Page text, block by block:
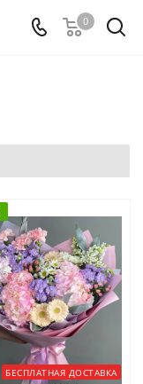
0
БЕСПЛАТНАЯ ДОСТАВКА